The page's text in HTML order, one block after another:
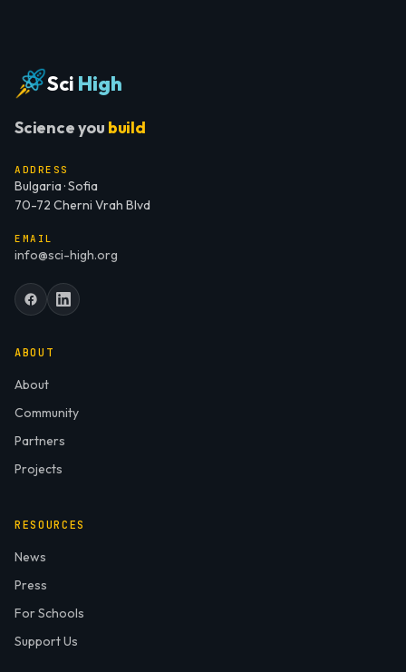
Sci High
Science you build
ADDRESS
Bulgaria · Sofia
70-72 Cherni Vrah Blvd
EMAIL
info@sci-high.org
ABOUT
About
Community
Partners
Projects
RESOURCES
News
Press
For Schools
Support Us